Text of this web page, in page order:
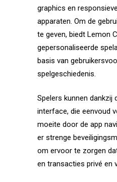
graphics en
apparaten. Om de
te geven, biedt Lemon
gepersonaliseerde
basis van
spelgeschiedenis.
Spelers kunnen dankzij
interface, die eenvoud
moeite door de app
er strenge
om ervoor te zorgen
en transacties privé en